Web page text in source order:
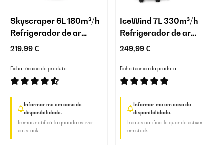
Skyscraper 6L 180m³/h
Refrigerador de ar
Preto
219,99 €
Ficha técnica do produto
Informar-me em caso de
disponibilidade.
Iremos notificá-lo quando estiver
em stock.
IceWind 7L 330m³/h
Refrigerador de ar
Branco
249,99 €
Ficha técnica do produto
Informar-me em caso de
disponibilidade.
Iremos notificá-lo quando estiver
em stock.